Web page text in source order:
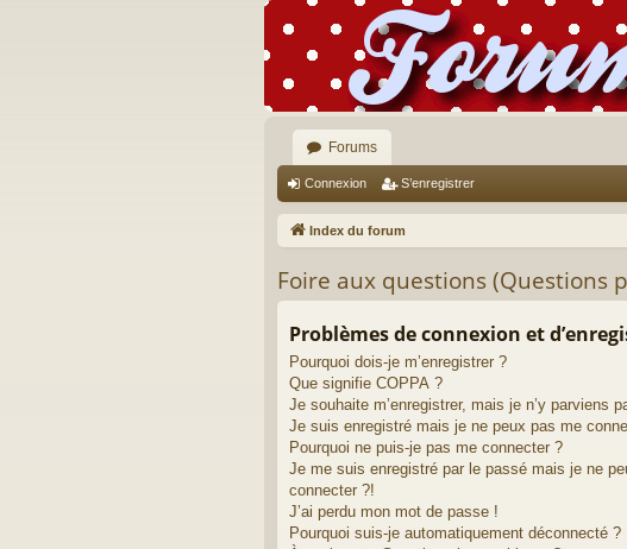
Forums
Connexion S’enregistrer
Index du forum
Foire aux questions (Questions
Problèmes de connexion et
Pourquoi dois-je m’enregistrer ?
Que signifie COPPA ?
Je souhaite m’enregistrer, mais je n’y parviens
Je suis enregistré mais je ne peux pas me
Pourquoi ne puis-je pas me connecter ?
Je me suis enregistré par le passé mais je ne
connecter ?!
J’ai perdu mon mot de passe !
Pourquoi suis-je automatiquement déconnecté ?